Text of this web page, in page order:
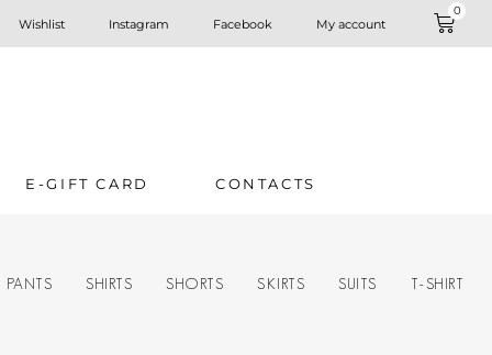
Wishlist Instagram Facebook My account
0
E-GIFT CARD CONTACTS
PANTS SHIRTS SHORTS SKIRTS SUITS
T-SHIRT